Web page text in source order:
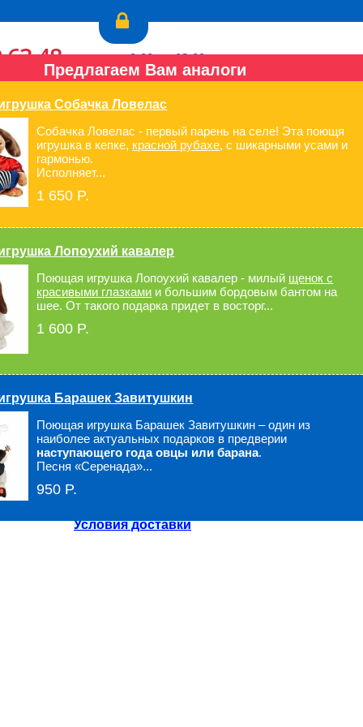
Для мам и малышей
63-48
34-05
пн.-пт.: с 9:00 до 18:00
сб., вс.: выходной
Перезвонить Вам?
Быстрый заказ
Условия доставки
Предлагаем Вам аналоги
Собачка Ловелас
Собачка Ловелас - первый парень на селе! Эта поющя
игрушка в кепке, красной рубахе, с шикарными усами и
гармонью.
Исполняет...
1 650 P.
Лопоухий кавалер
Поющая игрушка Лопоухий кавалер - милый щенок с
красивыми глазками и большим бордовым бантом на
шее. От такого подарка придет в восторг...
1 600 P.
Барашек Завитушкин
Поющая игрушка Барашек Завитушкин – один из
наиболее актуальных подарков в предверии
наступающего года овцы или барана.
Песня «Серенада»...
950 P.